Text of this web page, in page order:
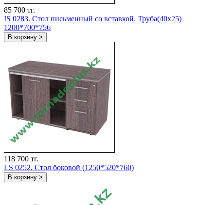
85 700 тг.
IS 0283. Стол письменный со вставкой. Труба(40х25)
1200*700*756
В корзину >
118 700 тг.
LS 0252. Стол боковой (1250*520*760)
В корзину >